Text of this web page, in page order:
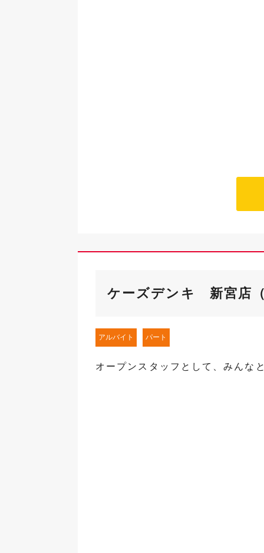
ケーズデンキ 新宮店（
アルバイト パート
オープンスタッフとして、みんな